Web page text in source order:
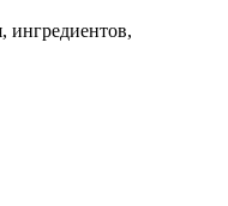
ингредиентов,